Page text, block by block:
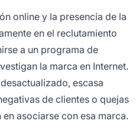
online y la presencia de la
en el reclutamiento
a un programa de
la marca en Internet.
escasa
de clientes o quejas
asociarse con esa marca.